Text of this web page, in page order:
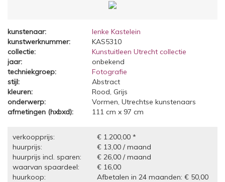
kunstenaar:
Ienke Kastelein
kunstwerknummer:
KAS5310
collectie:
Kunstuitleen Utrecht collectie
jaar:
onbekend
techniekgroep:
Fotografie
stijl:
Abstract
kleuren:
Rood, Grijs
onderwerp:
Vormen, Utrechtse kunstenaars
afmetingen (hxbxd):
111 cm x 97 cm
verkoopprijs:
€ 1.200,00 *
huurprijs:
€ 13,00 / maand
huurprijs incl. sparen:
€ 26,00 / maand
waarvan spaardeel:
€ 16,00
huurkoop:
Afbetalen in 24 maanden: € 50,00